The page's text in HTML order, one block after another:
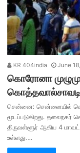
KR 404india June
கொரோனா
சென்னை: சென்னையில்
மூடப்படுகிறது. தலைநகர்
திருவள்ளூர் ஆகிய 4
உள்ளது.…